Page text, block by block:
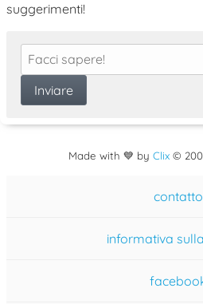
suggerimenti!
Made with 💙 by Clix©
contatto
informativa